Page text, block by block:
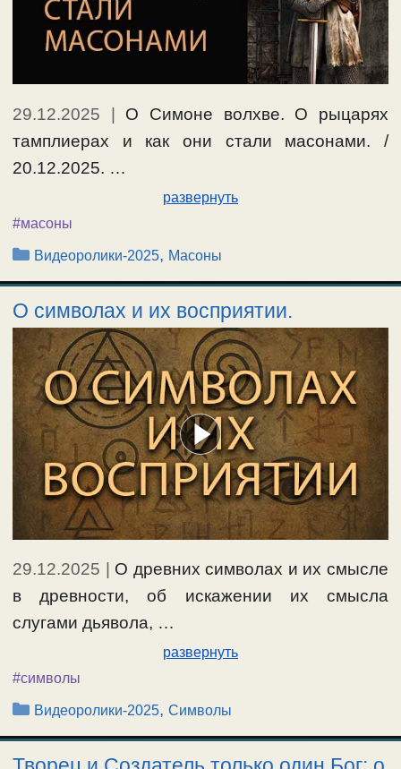
29.12.2025 | О Симоне волхве. О рыцарях
тамплиерах и как они стали масонами. /
20.12.2025. …
развернуть
#масоны
Рубрики
Видеоролики-2025, Масоны
О символах и их восприятии.
29.12.2025
О древних символах и их смысле
в древности, об искажении их смысла
слугами дьявола, …
развернуть
#символы
Рубрики
Видеоролики-2025,Символы